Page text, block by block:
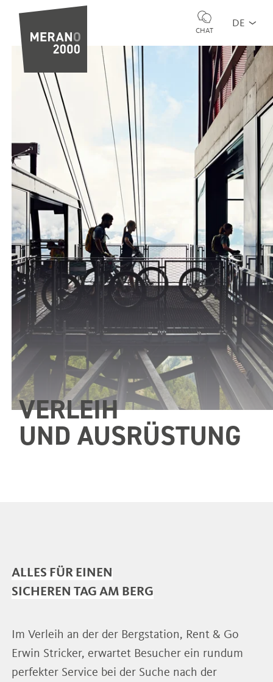
CHAT
DE
VERLEIH
UND AUSRÜSTUNG
ALLES FÜR EINEN
SICHEREN TAG AM BERG
Im Verleih an der der Bergstation, Rent & Go
Erwin Stricker, erwartet Besucher ein rundum
perfekter Service bei der Suche nach der